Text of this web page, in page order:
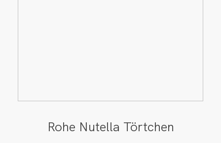
Rohe Nutella Törtchen